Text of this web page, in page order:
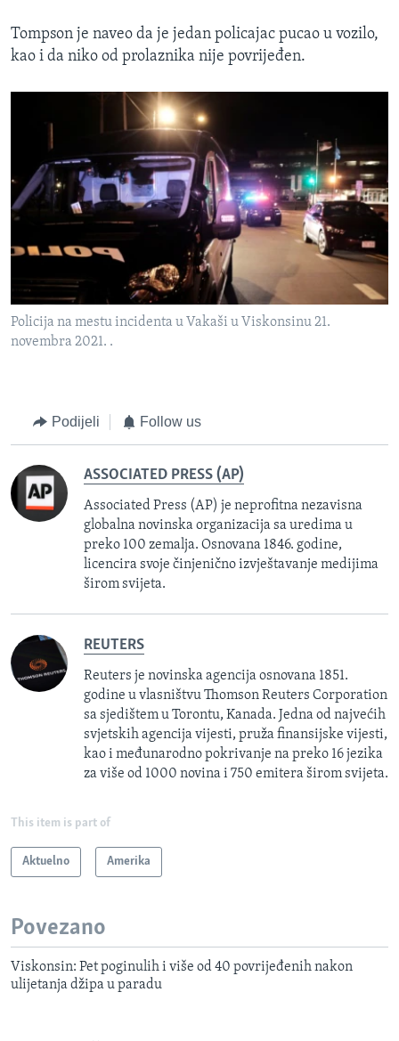
Tompson je naveo da je jedan policajac pucao u vozilo,
kao i da niko od prolaznika nije povrijeđen.
Policija na mestu incidenta u Vakaši u Viskonsinu 21.
novembra 2021. .
Podijeli Follow us
ASSOCIATED PRESS (AP)
Associated Press (AP) je neprofitna nezavisna
globalna novinska organizacija sa uredima u
preko 100 zemalja. Osnovana 1846. godine,
licencira svoje činjenično izvještavanje medijima
širom svijeta.
REUTERS
Reuters je novinska agencija osnovana 1851.
godine u vlasništvu Thomson Reuters Corporation
sa sjedištem u Torontu, Kanada. Jedna od najvećih
svjetskih agencija vijesti, pruža finansijske vijesti,
kao i međunarodno pokrivanje na preko 16 jezika
za više od 1000 novina i 750 emitera širom svijeta.
This item is part of
Aktuelno Amerika
Povezano
Viskonsin: Pet poginulih i više od 40 povrijeđenih nakon
ulijetanja džipa u paradu